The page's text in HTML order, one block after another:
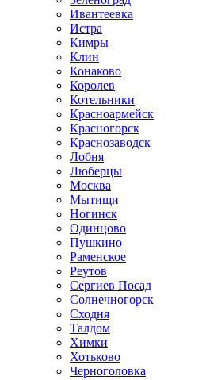
Ивантеевка
Истра
Кимры
Клин
Конаково
Королев
Котельники
Красноармейск
Красногорск
Краснозаводск
Лобня
Люберцы
Москва
Мытищи
Ногинск
Одинцово
Пушкино
Раменское
Реутов
Сергиев Посад
Солнечногорск
Сходня
Талдом
Химки
Хотьково
Черноголовка